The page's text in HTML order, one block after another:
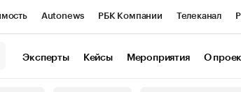
Autonews РБК Компании Телеканал
Эксперты Кейсы Мероприятия О